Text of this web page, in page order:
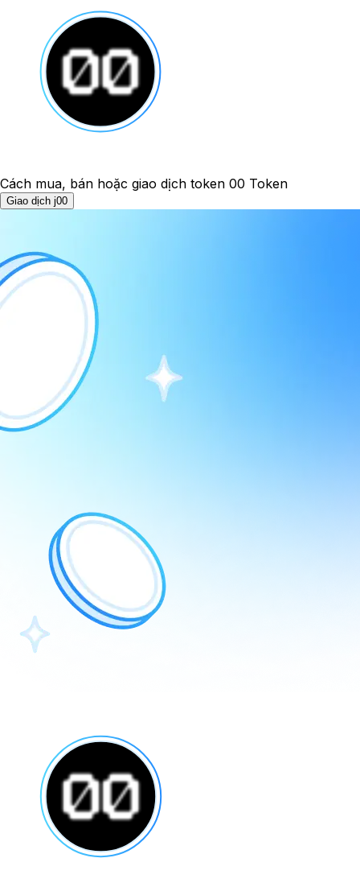
Cách mua, bán hoặc giao dịch token 00 Token
Giao dịch j00